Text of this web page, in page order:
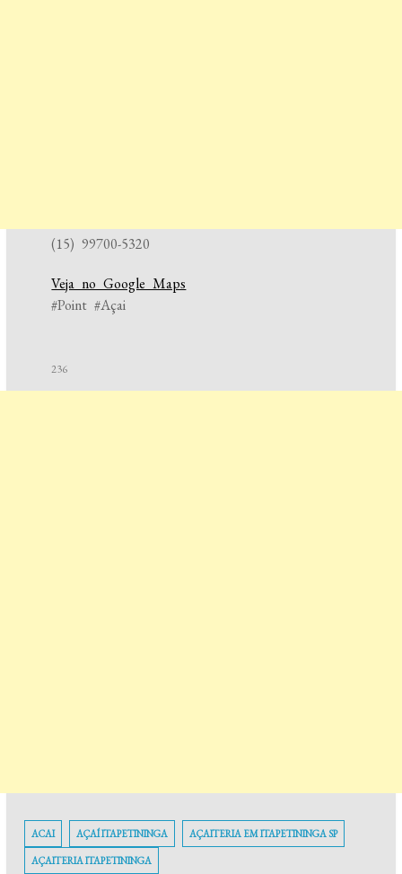
(15) 99700-5320
Veja no Google Maps
#Point #Açai
236
ACAI AÇAÍ ITAPETININGA AÇAITERIA EM ITAPETININGA SP
AÇAITERIA ITAPETININGA